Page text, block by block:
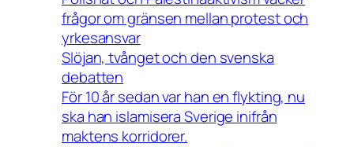
frågor om gränsen mellan protest och
yrkesansvar
Slöjan, tvånget och den svenska
debatten
För 10 år sedan var han en flykting, nu
ska han islamisera Sverige inifrån
maktens korridorer.